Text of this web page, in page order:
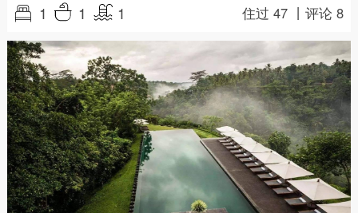
1 1 1 住过 47 丨评论 8